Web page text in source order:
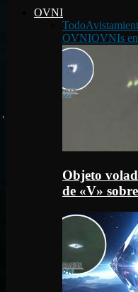
OVNI
Todo
OVNIOVNIs
Objeto
de «V»